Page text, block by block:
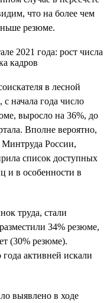
что на более чем
резюме.
в лесной
начала года число
выросло на 36%, до
Вполне вероятно,
Минтруда России,
список доступных
и в особенности в
труда, стали
34% резюме,
(30% резюме).
активней искали
выявлено в ходе